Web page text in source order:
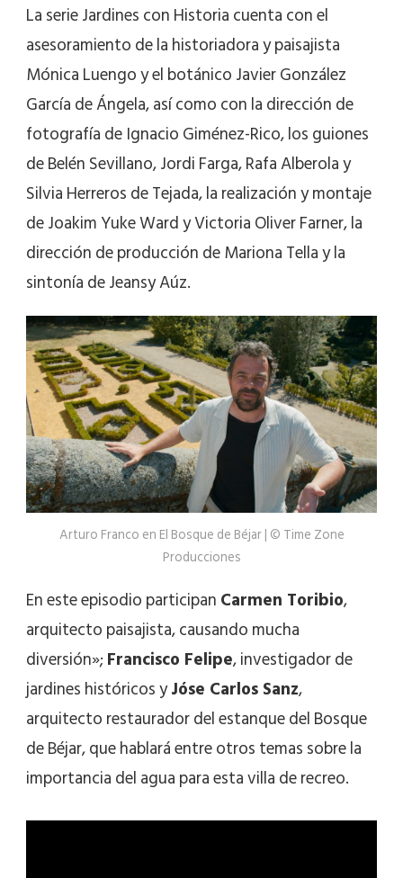
La serie Jardines con Historia cuenta con el
asesoramiento de la historiadora y paisajista
Mónica Luengo y el botánico Javier González
García de Ángela, así como con la dirección de
fotografía de Ignacio Giménez-Rico, los guiones
de Belén Sevillano, Jordi Farga, Rafa Alberola y
Silvia Herreros de Tejada, la realización y montaje
de Joakim Yuke Ward y Victoria Oliver Farner, la
dirección de producción de Mariona Tella y la
sintonía de Jeansy Aúz.
Arturo Franco en El Bosque de Béjar | © Time Zone
Producciones
En este episodio participanCarmen Toribio,
arquitecto paisajista, causando mucha
diversión»;Francisco Felipe, investigador de
jardines históricos yJóse Carlos Sanz,
arquitecto restaurador del estanque del Bosque
de Béjar, que hablará entre otros temas sobre la
importancia del agua para esta villa de recreo.